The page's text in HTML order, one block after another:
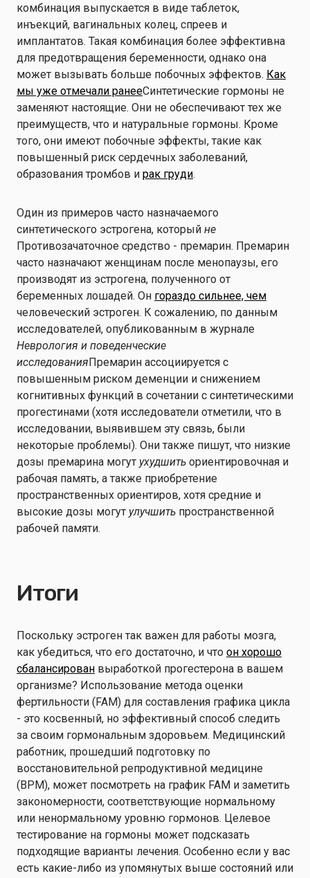
комбинация выпускается в виде таблеток,
инъекций, вагинальных колец, спреев и
имплантатов. Такая комбинация более эффективна
для предотвращения беременности, однако она
может вызывать больше побочных эффектов. Как
мы уже отмечали ранееСинтетические гормоны не
заменяют настоящие. Они не обеспечивают тех же
преимуществ, что и натуральные гормоны. Кроме
того, они имеют побочные эффекты, такие как
повышенный риск сердечных заболеваний,
образования тромбов и рак груди.
Один из примеров часто назначаемого
синтетического эстрогена, который не
Противозачаточное средство - премарин. Премарин
часто назначают женщинам после менопаузы, его
производят из эстрогена, полученного от
беременных лошадей. Он гораздо сильнее, чем
человеческий эстроген. К сожалению, по данным
исследователей, опубликованным в журнале
Неврология и поведенческие
исследованияПремарин ассоциируется с
повышенным риском деменции и снижением
когнитивных функций в сочетании с синтетическими
прогестинами (хотя исследователи отметили, что в
исследовании, выявившем эту связь, были
некоторые проблемы). Они также пишут, что низкие
дозы премарина могут ухудшить ориентировочная и
рабочая память, а также приобретение
пространственных ориентиров, хотя средние и
высокие дозы могут улучшить пространственной
рабочей памяти.
Итоги
Поскольку эстроген так важен для работы мозга,
как убедиться, что его достаточно, и что он хорошо
сбалансирован выработкой прогестерона в вашем
организме? Использование метода оценки
фертильности (FAM) для составления графика цикла
- это косвенный, но эффективный способ следить
за своим гормональным здоровьем. Медицинский
работник, прошедший подготовку по
восстановительной репродуктивной медицине
(ВРМ), может посмотреть на график FAM и заметить
закономерности, соответствующие нормальному
или ненормальному уровню гормонов. Целевое
тестирование на гормоны может подсказать
подходящие варианты лечения. Особенно если у вас
есть какие-либо из упомянутых выше состояний или